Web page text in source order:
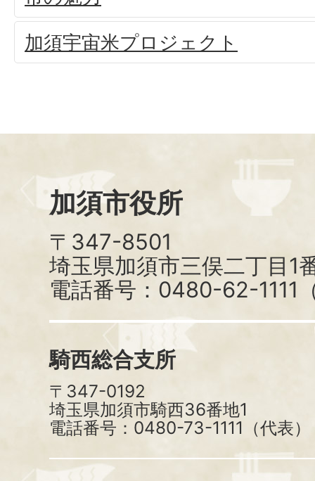
加須宇宙米プロジェクト
加須市役所
〒347-8501
埼玉県加須市三俣二丁目1
電話番号：0480-62-1111
騎西総合支所
〒347-0192
埼玉県加須市騎西36番地1
電話番号：0480-73-1111（代表）